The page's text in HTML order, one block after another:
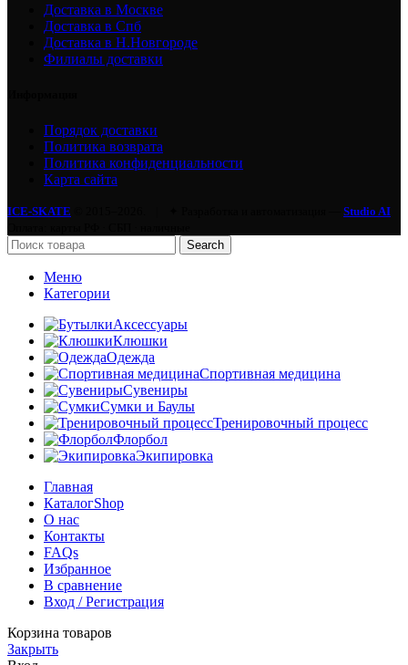
Доставка в Москве
Доставка в Спб
Доставка в Н.Новгороде
Филиалы доставки
Порядок доставки
Политика возврата
Политика конфиденциальности
Карта сайта
ICE-SKATE
Studio AI
Search
Меню
Категории
Аксессуары
Клюшки
Одежда
Спортивная медицина
Сувениры
Сумки и Баулы
Тренировочный процесс
Флорбол
Экипировка
Главная
КаталогShop
О нас
Контакты
FAQs
Избранное
В сравнение
Вход / Регистрация
Корзина товаров
Закрыть